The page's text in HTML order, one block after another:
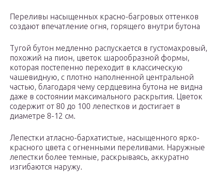
Переливы насыщенных красно-багровых оттенков
создают впечатление огня, горящего внутри бутона
Тугой бутон медленно распускается в густомахровый,
похожий на пион, цветок шарообразной формы,
которая постепенно переходит в классическую
чашевидную, с плотно наполненной центральной
частью, благодаря чему сердцевина бутона не видна
даже в состоянии максимального раскрытия. Цветок
содержит от 80 до 100 лепестков и достигает в
диаметре 8-12 см.
Лепестки атласно-бархатистые, насыщенного ярко-
красного цвета с огненными переливами. Наружные
лепестки более темные, раскрываясь, аккуратно
изгибаются наружу.